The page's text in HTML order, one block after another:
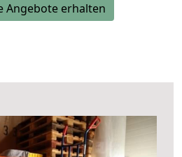
Angebote erhalten